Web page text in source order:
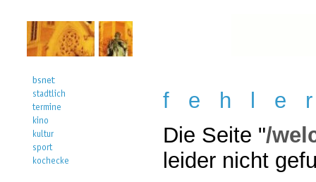
f e h l e
Die Seite "/
leider nicht